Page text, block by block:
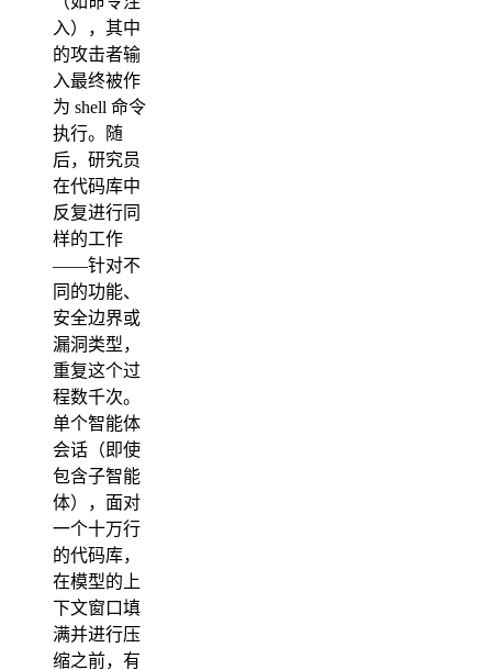
入），其中
的攻击者输
入最终被作
为 shell 命令
执行。随
后，研究员
在代码库中
反复进行同
样的工作
——针对不
同的功能、
安全边界或
漏洞类型，
重复这个过
程数千次。
单个智能体
会话（即使
包含子智能
体），面对
一个十万行
的代码库，
在模型的上
下文窗口填
满并进行压
缩之前，有